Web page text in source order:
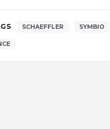
SCHAEFFLER SYMBIO